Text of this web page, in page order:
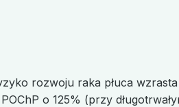
rozwoju raka płuca
o 125% (przy